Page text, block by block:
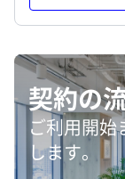
契約の
ご利用開始
します。